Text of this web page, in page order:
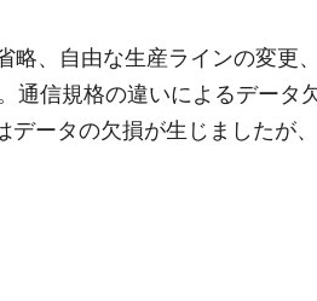
略、自由な生産ラインの変更
信規格の違いによるデータ
データの欠損が生じましたが